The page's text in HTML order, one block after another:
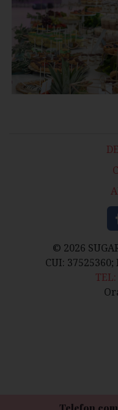
© 2026
CUI: 37525360;